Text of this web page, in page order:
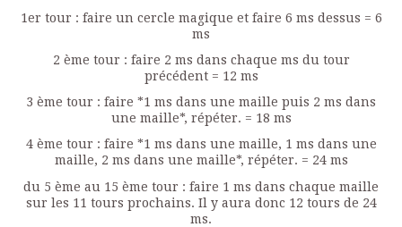
1er tour : faire un cercle magique et faire 6 ms dessus = 6
ms
2 ème tour : faire 2 ms dans chaque ms du tour
précédent = 12 ms
3 ème tour : faire *1 ms dans une maille puis 2 ms dans
une maille*, répéter. = 18 ms
4 ème tour : faire *1 ms dans une maille, 1 ms dans une
maille, 2 ms dans une maille*, répéter. = 24 ms
du 5 ème au 15 ème tour : faire 1 ms dans chaque maille
sur les 11 tours prochains. Il y aura donc 12 tours de 24
ms.